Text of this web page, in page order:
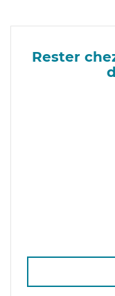
Rester